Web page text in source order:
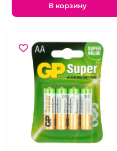
В корзину